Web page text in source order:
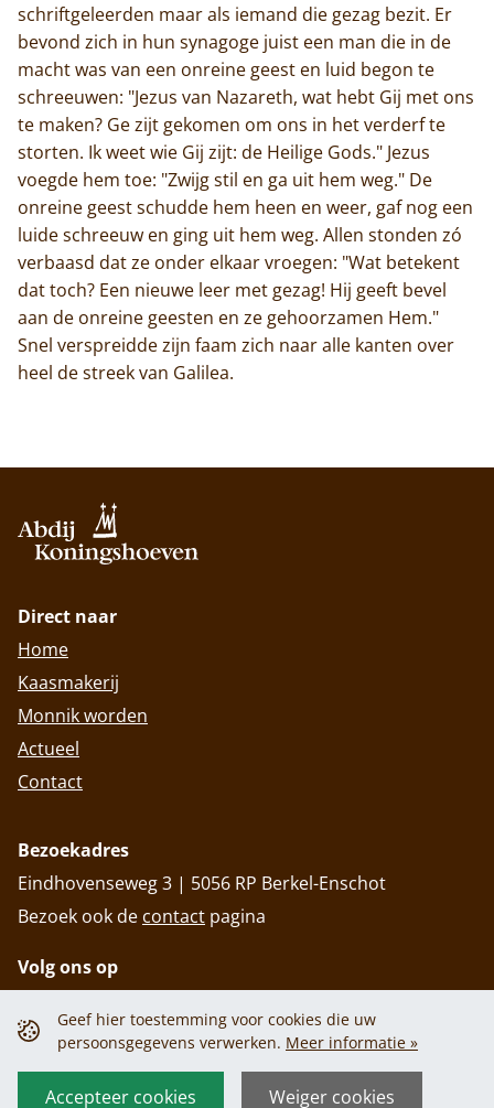
Privacy policy Cookiebeleid
Geef hier toestemming voor cookies die uw
persoonsgegevens verwerken. Meer informatie »
Accepteer cookies Weiger cookies
schriftgeleerden maar als iemand die gezag bezit. Er
bevond zich in hun synagoge juist een man die in de
macht was van een onreine geest en luid begon te
schreeuwen: "Jezus van Nazareth, wat hebt Gij met ons
te maken? Ge zijt gekomen om ons in het verderf te
storten. Ik weet wie Gij zijt: de Heilige Gods." Jezus
voegde hem toe: "Zwijg stil en ga uit hem weg." De
onreine geest schudde hem heen en weer, gaf nog een
luide schreeuw en ging uit hem weg. Allen stonden zó
verbaasd dat ze onder elkaar vroegen: "Wat betekent
dat toch? Een nieuwe leer met gezag! Hij geeft bevel
aan de onreine geesten en ze gehoorzamen Hem."
Snel verspreidde zijn faam zich naar alle kanten over
heel de streek van Galilea.
Direct naar
Home
Kaasmakerij
Monnik worden
Actueel
Contact
Bezoekadres
Eindhovenseweg 3 | 5056 RP Berkel-Enschot
Bezoek ook de contact pagina
Volg ons op